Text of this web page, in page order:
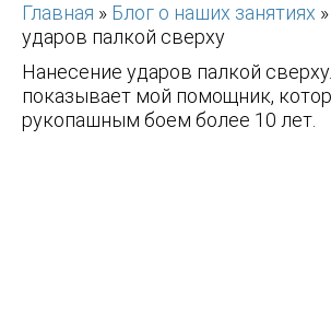
Главная » Блог о наших занятиях »
ударов палкой сверху
Нанесение ударов палкой
показывает мой помощник,
рукопашным боем более 10 лет.